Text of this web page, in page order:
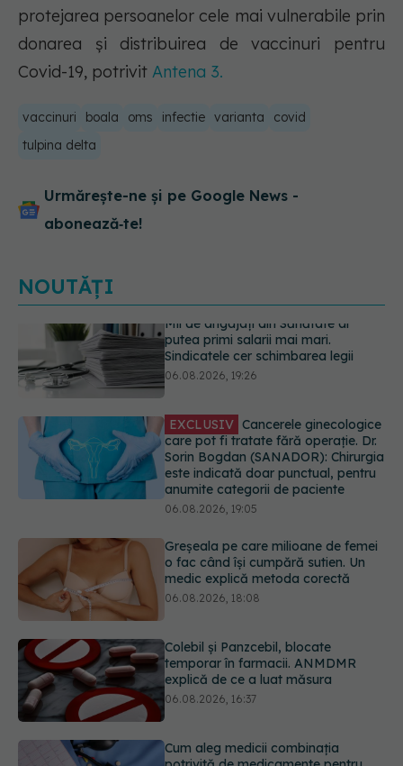
protejarea persoanelor cele mai vulnerabile prin
donarea şi distribuirea de vaccinuri pentru
Covid-19, potrivit Antena 3.
vaccinuri boala oms infectie varianta
covid
tulpina delta
Urmărește-ne și pe Google News -
abonează‑te!
NOUTĂȚI
EXCLUSIV
Cancerele ginecologice
care pot fi tratate fără operație. Dr.
Sorin Bogdan (SANADOR): Chirurgia
anumite categorii de paciente
06.08.2026, 19:05
Greșeala pe care milioane de femei
o fac când își cumpără sutien. Un
medic explică metoda corectă
Colebil și Panzcebil, blocate
temporar în farmacii. ANMDMR
explică de ce a luat măsura
Cum aleg medicii combinația
potrivită de medicamente pentru
hipertensiune. De ce doi pacienți cu
06.08.2026, 16:19